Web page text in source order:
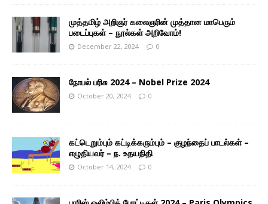
முத்தமிழ் அறிஞர் கலைஞரின் முத்தான மாபெரும்
படைப்புகள் – நூல்கள் அறிவோம்!
December 22, 2024 0
நோபல் பரிசு 2024 – Nobel Prize 2024
October 20, 2024 0
கட்டெறும்பும் கட்டிக்கரும்பும் – குழந்தைப் பாடல்கள் –
எழுதியவர் – ந. உதயநிதி
October 14, 2024 0